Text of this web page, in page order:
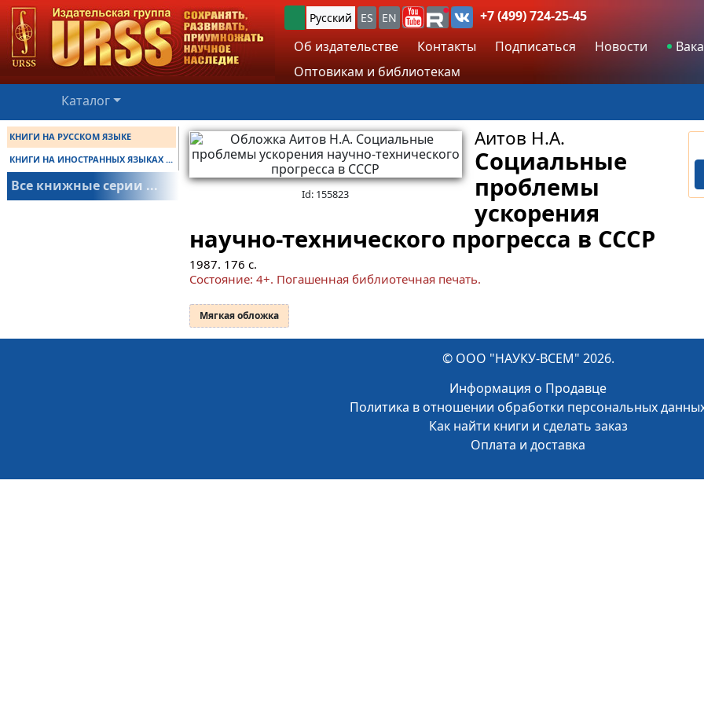
Русский ES EN
+7 (499) 724-25-45
Об издательстве
Контакты Подписаться Новости
Оптовикам и библиотекам
Каталог
КНИГИ НА РУССКОМ ЯЗЫКЕ
КНИГИ НА ИНОСТРАННЫХ ЯЗЫКАХ ...
Все книжные серии ... Id: 155823
Аитов Н.А.
Социальные
проблемы
ускорения
научно-технического прогресса в СССР
1987. 176 с.
Состояние: 4+. Погашенная библиотечная печать.
Мягкая обложка
© ООО "НАУКУ-ВСЕМ" 2026.
Информация о Продавце
Политика в отношении обработки персональных
Как найти книги и сделать заказ
Оплата и доставка